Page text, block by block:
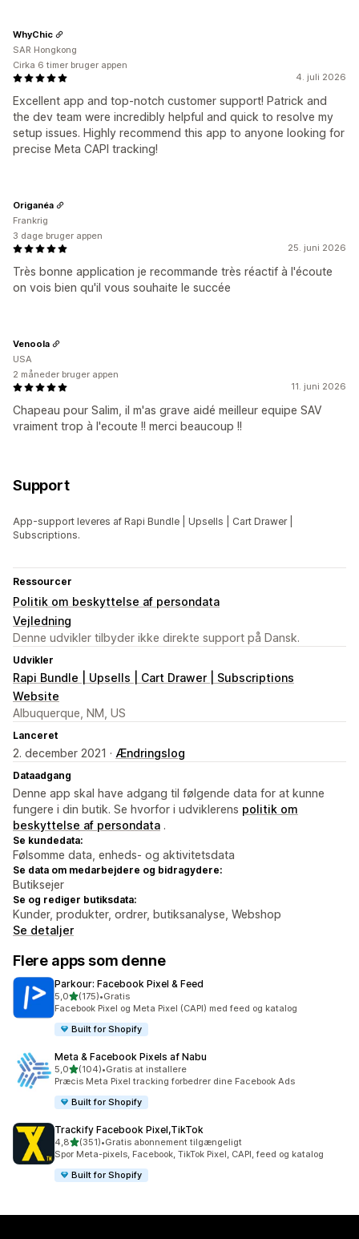
4. juli 2026
Excellent app and top-notch customer support! Patrick and
the dev team were incredibly helpful and quick to resolve my
setup issues. Highly recommend this app to anyone looking for
precise Meta CAPI tracking!
WhyChic
SAR Hongkong
Cirka 6 timer bruger appen
25. juni 2026
Très bonne application je recommande très réactif à l'écoute
on vois bien qu'il vous souhaite le succée
Origanéa
Frankrig
3 dage bruger appen
11. juni 2026
Chapeau pour Salim, il m'as grave aidé meilleur equipe SAV
vraiment trop à l'ecoute !! merci beaucoup !!
Venoola
USA
2 måneder bruger appen
Support
App-support leveres af Rapi Bundle | Upsells | Cart Drawer |
Subscriptions.
Ressourcer
Politik om beskyttelse af persondata
Vejledning
Denne udvikler tilbyder ikke direkte support på Dansk.
Udvikler
Rapi Bundle | Upsells | Cart Drawer | Subscriptions
Website
Albuquerque, NM, US
Lanceret
2. december 2021 · Ændringslog
Dataadgang
Denne app skal have adgang til følgende data for at kunne
fungere i din butik. Se hvorfor i udviklerens politik om
beskyttelse af persondata .
Se kundedata:
Følsomme data, enheds- og aktivitetsdata
Se data om medarbejdere og bidragydere:
Butiksejer
Se og rediger butiksdata:
Kunder, produkter, ordrer, butiksanalyse, Webshop
Se detaljer
Flere apps som denne
Parkour: Facebook Pixel & Feed
5,0ud af 5 stjerner
(175)
175 anmeldelser i alt
•Gratis
Facebook Pixel og Meta Pixel (CAPI) med feed og katalog
Built for Shopify
Meta & Facebook Pixels af Nabu
5,0ud af 5 stjerner
(104)
104 anmeldelser i alt
•Gratis at installere
Præcis Meta Pixel tracking forbedrer dine Facebook Ads
Built for Shopify
Trackify Facebook Pixel,TikTok
4,8ud af 5 stjerner
(351)
351 anmeldelser i alt
•Gratis abonnement tilgængeligt
Spor Meta-pixels, Facebook, TikTok Pixel, CAPI, feed og katalog
Built for Shopify